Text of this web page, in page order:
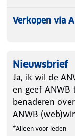
Verkopen via
Nieuwsbrief
Ja, ik wil de
en geef
benaderen
ANWB
*Alleen voor leden